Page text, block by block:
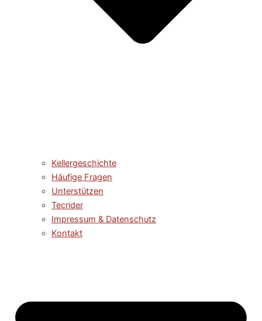
Kellergeschichte
Häufige Fragen
Unterstützen
Tecrider
Impressum & Datenschutz
Kontakt